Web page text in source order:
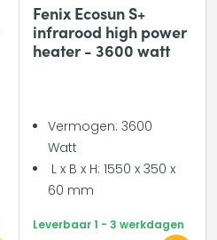
Fenix Ecosun S+
infrarood high power
heater - 3600 watt
Vermogen: 3600
Watt
L x B x H: 1550 x 350 x
60 mm
Leverbaar 1 - 3 werkdagen